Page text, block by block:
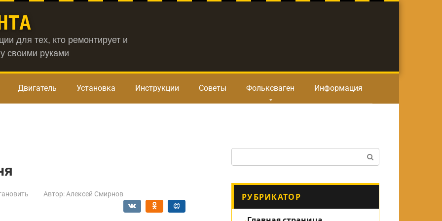
для тех, кто ремонтирует и
своими руками
Двигатель Установка Инструкции Советы Фольксваген Информация
Автор: Алексей Смирнов РУБРИКАТОР